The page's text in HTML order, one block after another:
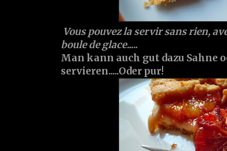
Vous pouvez la servir sans rien,
boule de glace.....
Man kann auch gut dazu Sahne
servieren.....Oder pur!